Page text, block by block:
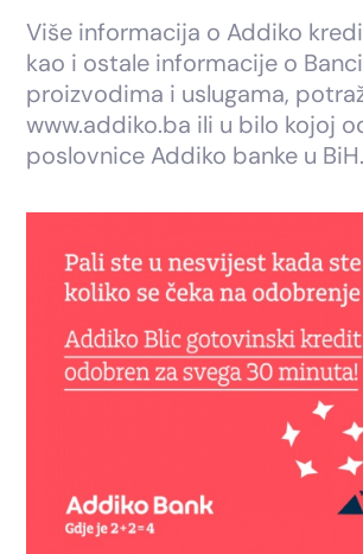
Više informacija o Addiko
kao i ostale informacije o
proizvodima i uslugama,
www.addiko.ba ili u bilo kojoj
poslovnice Addiko banke u BiH.